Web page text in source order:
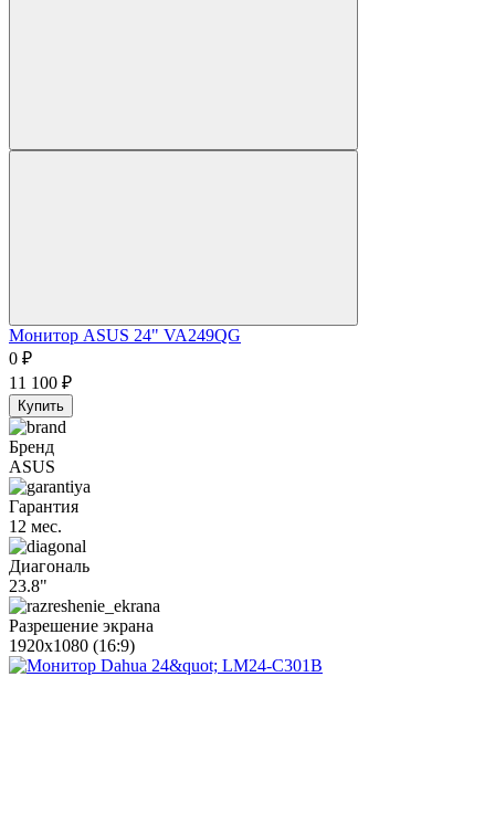
Монитор ASUS 24" VA249QG
0 ₽
11 100 ₽
Купить
Бренд
ASUS
Гарантия
12 мес.
Диагональ
23.8"
Разрешение экрана
1920x1080 (16:9)